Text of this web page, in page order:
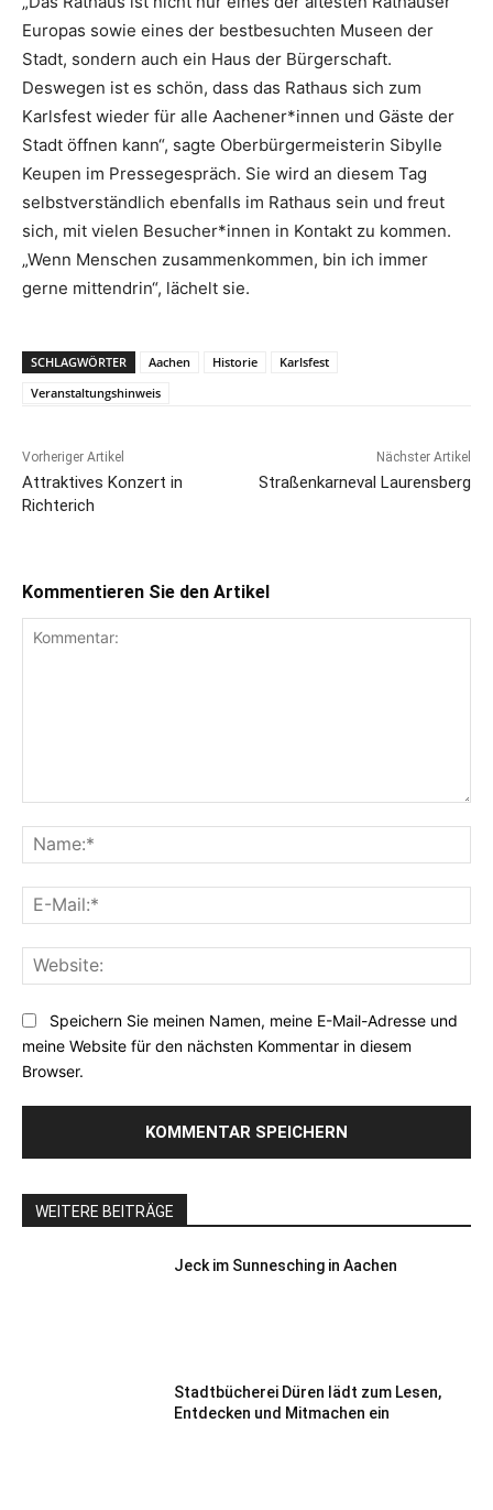
Europas sowie eines der bestbesuchten Museen der
Stadt, sondern auch ein Haus der Bürgerschaft.
Deswegen ist es schön, dass das Rathaus sich zum
Karlsfest wieder für alle Aachener*innen und Gäste der
Stadt öffnen kann“, sagte Oberbürgermeisterin Sibylle
Keupen im Pressegespräch. Sie wird an diesem Tag
selbstverständlich ebenfalls im Rathaus sein und freut
sich, mit vielen Besucher*innen in Kontakt zu kommen.
„Wenn Menschen zusammenkommen, bin ich immer
gerne mittendrin“, lächelt sie.
SCHLAGWÖRTER Aachen Historie
Karlsfest
Veranstaltungshinweis
Vorheriger Artikel
Attraktives Konzert in
Richterich
Nächster Artikel
Straßenkarneval Laurensberg
Kommentieren Sie den Artikel
Speichern Sie meinen Namen, meine E-Mail-Adresse und
meine Website für den nächsten Kommentar in diesem
Browser.
WEITERE BEITRÄGE
Jeck im Sunnesching in Aachen
Stadtbücherei Düren lädt zum Lesen,
Entdecken und Mitmachen ein